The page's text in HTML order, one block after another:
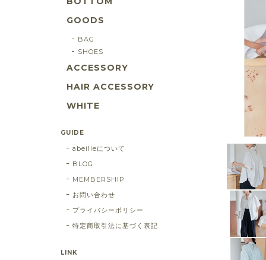
GOODS
BAG
SHOES
ACCESSORY
HAIR ACCESSORY
WHITE
GUIDE
abeilleについて
BLOG
MEMBERSHIP
お問い合わせ
プライバシーポリシー
特定商取引法に基づく表記
LINK